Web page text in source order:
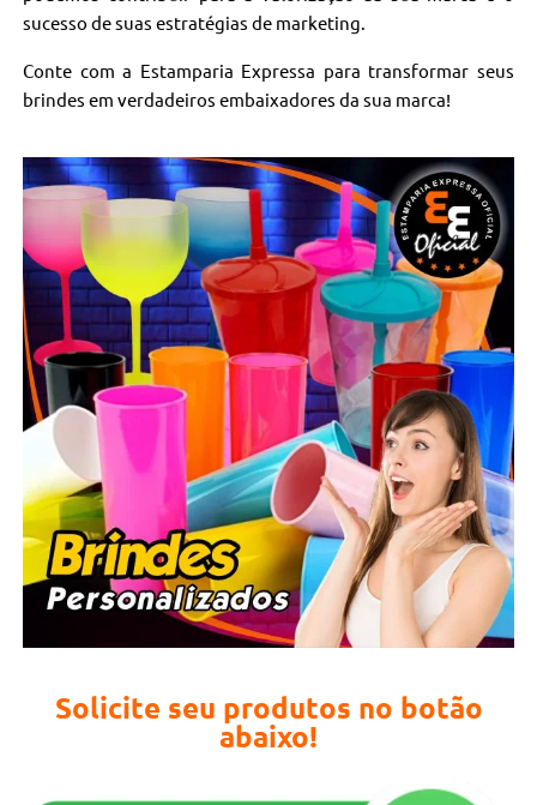
sucesso de suas estratégias de marketing.
Conte com a Estamparia Expressa para transformar seus
brindes em verdadeiros embaixadores da sua marca!
Solicite seu produtos no botão
abaixo!